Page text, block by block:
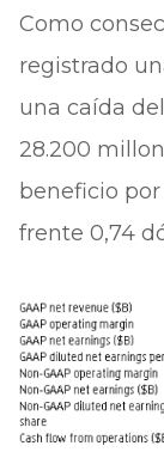
Como
registrado
una caída
28.200
beneficio
frente 0,74